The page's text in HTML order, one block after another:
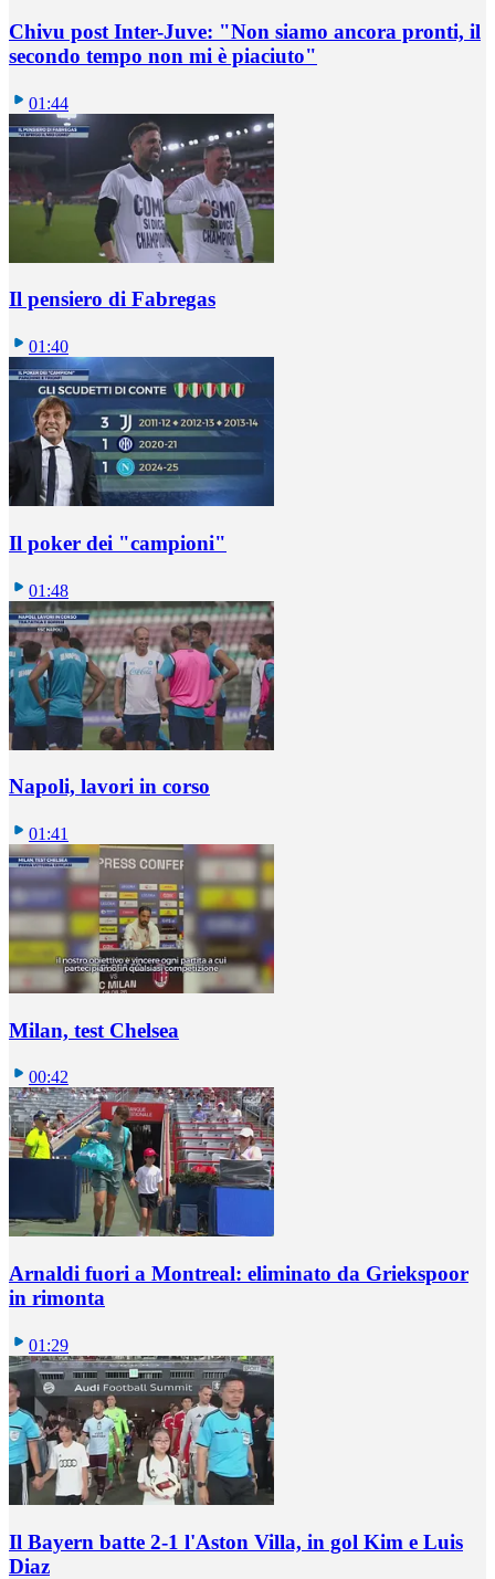
Chivu post Inter-Juve: "Non siamo ancora pronti, il
secondo tempo non mi è piaciuto"
01:44
Il pensiero di Fabregas
01:40
Il poker dei "campioni"
01:48
Napoli, lavori in corso
01:41
Milan, test Chelsea
00:42
Arnaldi fuori a Montreal: eliminato da Griekspoor
in rimonta
01:29
Il Bayern batte 2-1 l'Aston Villa, in gol Kim e Luis
Diaz